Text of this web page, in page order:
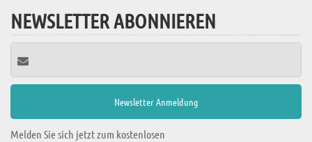
NEWSLETTER ABONNIEREN
Melden Sie sich jetzt zum kostenlosen